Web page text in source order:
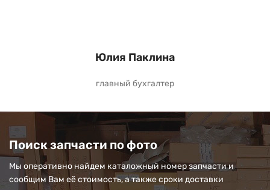
Юлия Паклина
главный бухгалтер
Поиск запчасти по фото
Мы оперативно найдем каталожный номер запчасти и
сообщим Вам её стоимость, а также сроки доставки